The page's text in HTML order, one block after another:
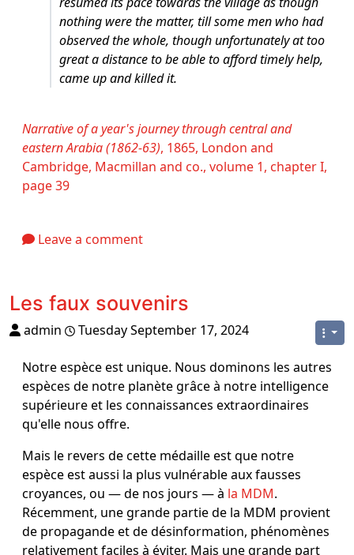
nothing were the matter, till some men who had
observed the whole, though unfortunately at too
great a distance to be able to afford timely help,
came up and killed it.
Narrative of a year's journey through central and
eastern Arabia (1862-63), 1865, London and
Cambridge, Macmillan and co., volume 1, chapter I,
page 39
Leave a comment
Les faux souvenirs
admin Tuesday September 17, 2024
Notre espèce est unique. Nous dominons les autres
espèces de notre planète grâce à notre intelligence
supérieure et les connaissances extraordinaires
qu'elle nous offre.
Mais le revers de cette médaille est que notre
espèce est aussi la plus vulnérable aux fausses
croyances, ou ― de nos jours ― à la MDM.
Récemment, une grande partie de la MDM provient
de propagande et de désinformation, phénomènes
relativement faciles à éviter. Mais une grande part